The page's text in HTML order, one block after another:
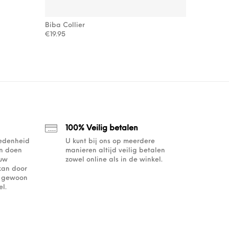
Biba Collier
€19.95
doen
door
100% Veilig betalen
U kunt bij ons op meerdere
manieren altijd veilig betalen
zowel online als in de winkel.